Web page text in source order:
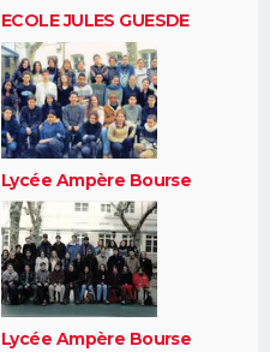
ECOLE JULES GUESDE
Lycée Ampère Bourse
Lycée Ampère Bourse